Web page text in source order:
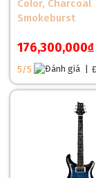
nhịp. Hệ thống
duy trì độ ổn
BẢNG
PRS SE
Thành
Mặt trước
Lưng và hông
Color, Charcoal
Smokeburst
176,300,000đ
5/5